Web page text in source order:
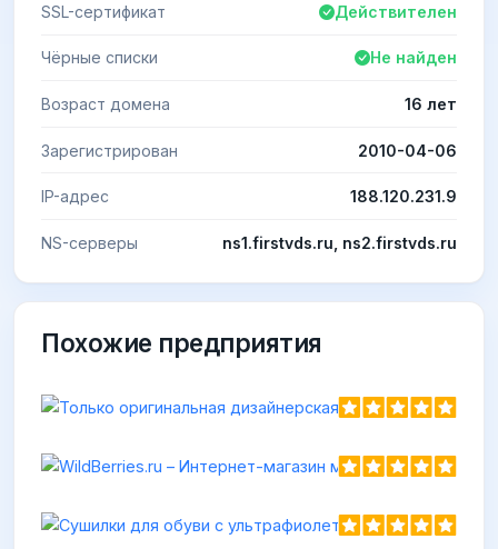
SSL-сертификат Действителен
Чёрные списки Не найден
Возраст домена 16 лет
Зарегистрирован 2010-04-06
IP-адрес 188.120.231.9
NS-серверы ns1.firstvds.ru, ns2.firstvds.ru
Похожие предприятия